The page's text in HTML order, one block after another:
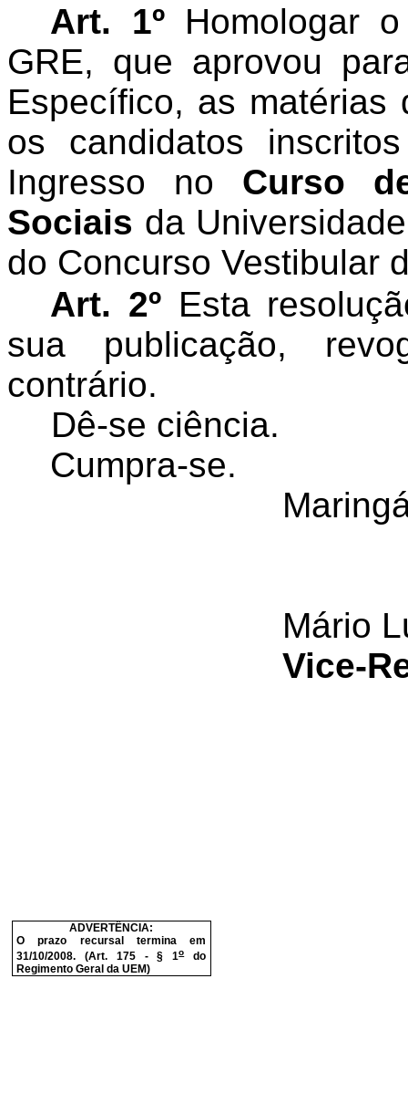
Art. 1º Homologar
GRE, que aprovou
Específico, as matérias
os candidatos
Ingresso no Curso
Sociais da
do Concurso Vestibular
Art. 2º Esta
sua publicação,
contrário.
Dê-se ciência.
Cumpra-se.
Mário
Vice-
ADVERTÊNCIA:
O prazo recursal termina em
31/10/2008. (Art. 175 - § 1odo
Regimento Geral da UEM)